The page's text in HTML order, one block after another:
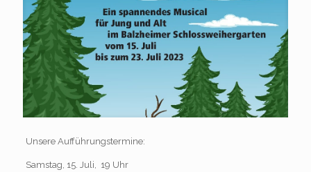
Unsere Aufführungstermine:
Samstag, 15. Juli, 19 Uhr